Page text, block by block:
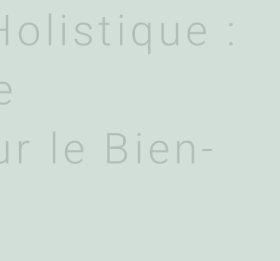
:
le Bien-